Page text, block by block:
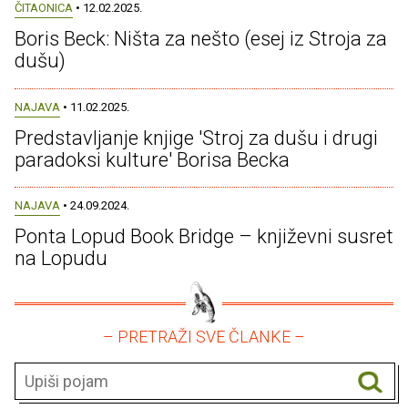
ČITAONICA • 12.02.2025.
Boris Beck: Ništa za nešto (esej iz Stroja za
dušu)
NAJAVA • 11.02.2025.
Predstavljanje knjige 'Stroj za dušu i drugi
paradoksi kulture' Borisa Becka
NAJAVA • 24.09.2024.
Ponta Lopud Book Bridge – književni susret
na Lopudu
– PRETRAŽI SVE ČLANKE –